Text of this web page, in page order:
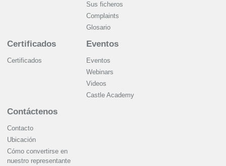
Sus ficheros
Complaints
Glosario
Certificados
Certificados
Eventos
Eventos
Webinars
Videos
Castle Academy
Contáctenos
Contacto
Ubicación
Cómo convertirse en
nuestro representante